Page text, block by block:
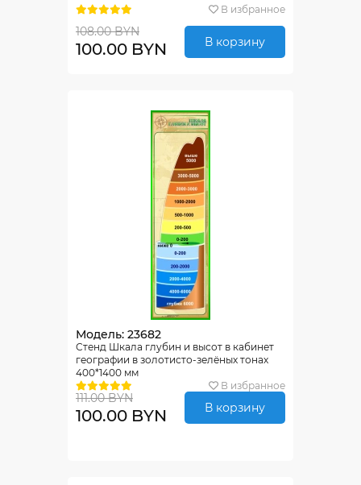
В избранное
108.00 BYN
100.00 BYN В корзину
Модель: 23682
Стенд Шкала глубин и высот в кабинет
географии в золотисто-зелёных тонах
400*1400 мм
В избранное
111.00 BYN
100.00 BYN В корзину